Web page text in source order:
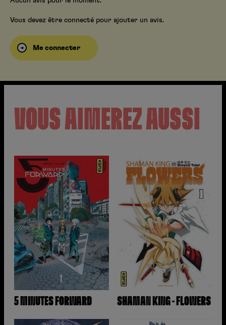
Vous devez être connecté pour ajouter un avis.
Me connecter
VOUS AIMEREZ AUSSI
5 MINUTES FORWARD SHAMAN KING - FLOWERS